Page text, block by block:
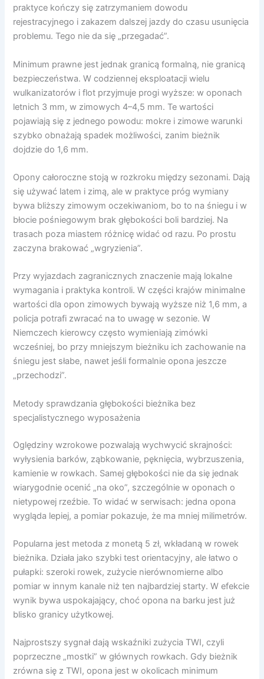
praktyce kończy się zatrzymaniem dowodu
rejestracyjnego i zakazem dalszej jazdy do czasu usunięcia
problemu. Tego nie da się „przegadać”.
Minimum prawne jest jednak granicą formalną, nie granicą
bezpieczeństwa. W codziennej eksploatacji wielu
wulkanizatorów i flot przyjmuje progi wyższe: w oponach
letnich 3 mm, w zimowych 4–4,5 mm. Te wartości
pojawiają się z jednego powodu: mokre i zimowe warunki
szybko obnażają spadek możliwości, zanim bieżnik
dojdzie do 1,6 mm.
Opony całoroczne stoją w rozkroku między sezonami. Dają
się używać latem i zimą, ale w praktyce próg wymiany
bywa bliższy zimowym oczekiwaniom, bo to na śniegu i w
błocie pośniegowym brak głębokości boli bardziej. Na
trasach poza miastem różnicę widać od razu. Po prostu
zaczyna brakować „wgryzienia”.
Przy wyjazdach zagranicznych znaczenie mają lokalne
wymagania i praktyka kontroli. W części krajów minimalne
wartości dla opon zimowych bywają wyższe niż 1,6 mm, a
policja potrafi zwracać na to uwagę w sezonie. W
Niemczech kierowcy często wymieniają zimówki
wcześniej, bo przy mniejszym bieżniku ich zachowanie na
śniegu jest słabe, nawet jeśli formalnie opona jeszcze
„przechodzi”.
Metody sprawdzania głębokości bieżnika bez
specjalistycznego wyposażenia
Oględziny wzrokowe pozwalają wychwycić skrajności:
wyłysienia barków, ząbkowanie, pęknięcia, wybrzuszenia,
kamienie w rowkach. Samej głębokości nie da się jednak
wiarygodnie ocenić „na oko”, szczególnie w oponach o
nietypowej rzeźbie. To widać w serwisach: jedna opona
wygląda lepiej, a pomiar pokazuje, że ma mniej milimetrów.
Popularna jest metoda z monetą 5 zł, wkładaną w rowek
bieżnika. Działa jako szybki test orientacyjny, ale łatwo o
pułapki: szeroki rowek, zużycie nierównomierne albo
pomiar w innym kanale niż ten najbardziej starty. W efekcie
wynik bywa uspokajający, choć opona na barku jest już
blisko granicy użytkowej.
Najprostszy sygnał dają wskaźniki zużycia TWI, czyli
poprzeczne „mostki” w głównych rowkach. Gdy bieżnik
zrówna się z TWI, opona jest w okolicach minimum